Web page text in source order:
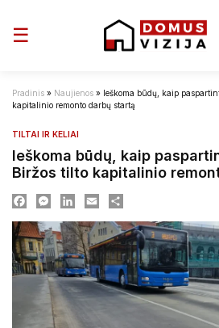
Toggle navigation
☰
Pradinis » Naujienos » Ieškoma būdų, kaip
kapitalinio remonto darbų startą
TILTAI IR KELIAI
Ieškoma būdų, kaip
Biržos tilto kapitalinio
FacebookMessenger
LinkedIn
Email